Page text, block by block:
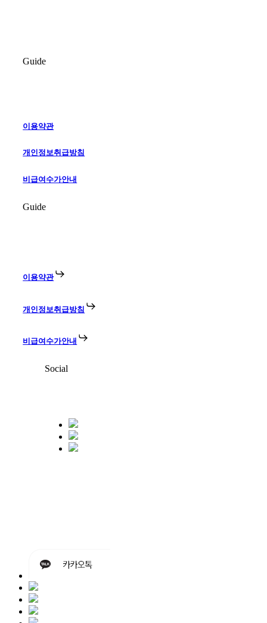
Guide
이용약관
개인정보취급방침
비급여수가안내
Guide
이용약관
개인정보취급방침
비급여수가안내
Social